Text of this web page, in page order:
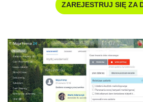
ZAREJESTRUJ SIĘ ZA